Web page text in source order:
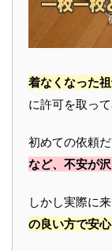
着なくなった
に許可を取っ
初めての依頼だ
など、不安が
しかし実際に
の良い方で安心